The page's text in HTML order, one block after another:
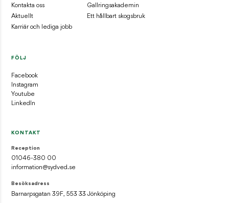
Kontakta oss
Aktuellt
Karriär och lediga jobb
Gallringsakademin
Ett hållbart skogsbruk
FÖLJ
Facebook
Instagram
Youtube
LinkedIn
KONTAKT
Reception
01046-380 00
information@sydved.se
Besöksadress
Barnarpsgatan 39F, 553 33 Jönköping